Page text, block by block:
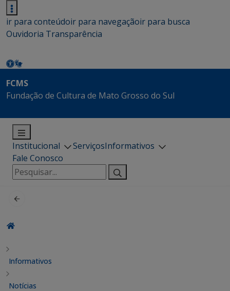
ir para conteúdoir para navegaçãoir para busca
Ouvidoria Transparência
FCMS
Fundação de Cultura de Mato Grosso do Sul
Institucional ServiçosInformativos
Fale Conosco
Pesquisar
por:
Informativos
Notícias